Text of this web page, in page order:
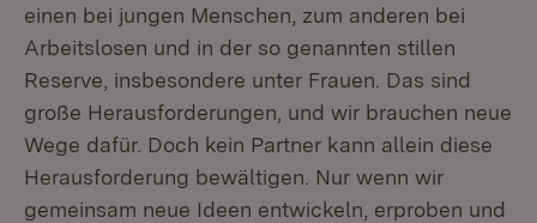
einen bei jungen Menschen, zum anderen bei
Arbeitslosen und in der so genannten stillen
Reserve, insbesondere unter Frauen. Das sind
große Herausforderungen, und wir brauchen neue
Wege dafür. Doch kein Partner kann allein diese
Herausforderung bewältigen. Nur wenn wir
gemeinsam neue Ideen entwickeln, erproben und